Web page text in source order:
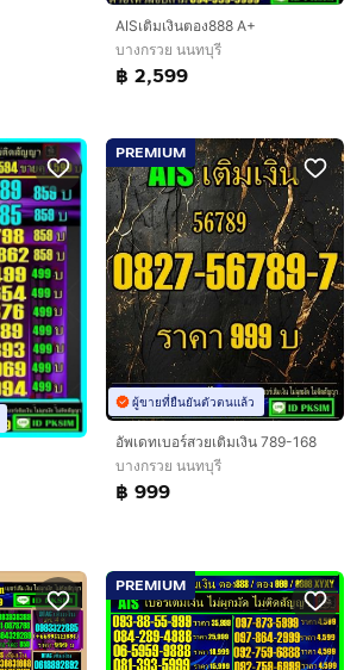
AISเติมเงินตอง888 A+
บางกรวย นนทบุรี
฿ 2,599
PREMIUM
ผู้ขายที่ยืนยันตัวตนแล้ว
อัพเดทเบอร์สวยเติมเงิน 789-168
บางกรวย นนทบุรี
฿ 999
PREMIUM